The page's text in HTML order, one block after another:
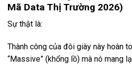
Mã Data Thị Trường 2026)
Sự thật là:
Thành công của đôi giày này hoàn
“Massive” (khổng lồ) mà nó mang